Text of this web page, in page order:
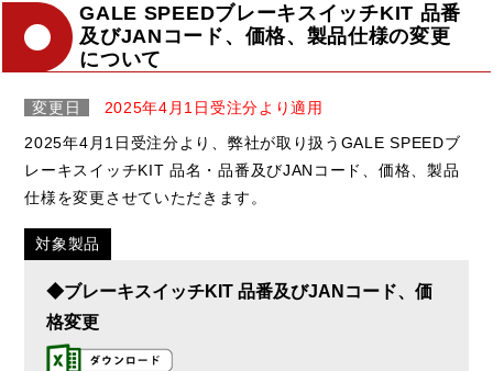
GALE SPEEDブレーキスイッチKIT 品番
及びJANコード、価格、製品仕様の変更
について
変更日
2025年4月1日受注分より適用
2025年4月1日受注分より、弊社が取り扱うGALE SPEEDブ
レーキスイッチKIT 品名・品番及びJANコード、価格、製品
仕様を変更させていただきます。
対象製品
◆ブレーキスイッチKIT 品番及びJANコード、価
格変更